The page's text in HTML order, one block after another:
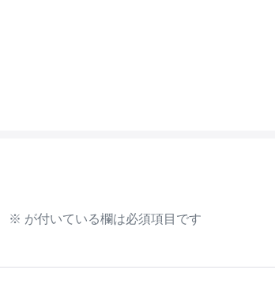
※ が付いている欄は必須項目です